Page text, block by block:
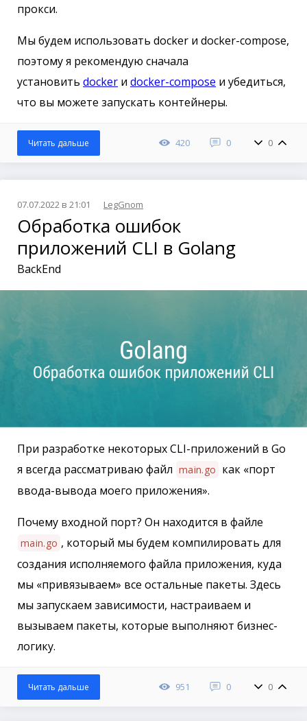
прокси.
Мы будем использовать docker и docker-compose,
поэтому я рекомендую сначала
установить docker и docker-compose и убедиться,
что вы можете запускать контейнеры.
420 0 0
Читать дальше
07.07.2022 в 21:01 LegGnom
Обработка ошибок
приложений CLI в Golang
BackEnd
При разработке некоторых CLI-приложений в Go
я всегда рассматриваю файл main.go как «порт
ввода-вывода моего приложения».
Почему входной порт? Он находится в файле
main.go , который мы будем компилировать для
создания исполняемого файла приложения, куда
мы «привязываем» все остальные пакеты. Здесь
мы запускаем зависимости, настраиваем и
вызываем пакеты, которые выполняют бизнес-
логику.
951 0 0
Читать дальше